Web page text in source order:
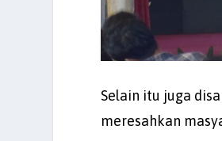
Selain itu juga
meresahkan